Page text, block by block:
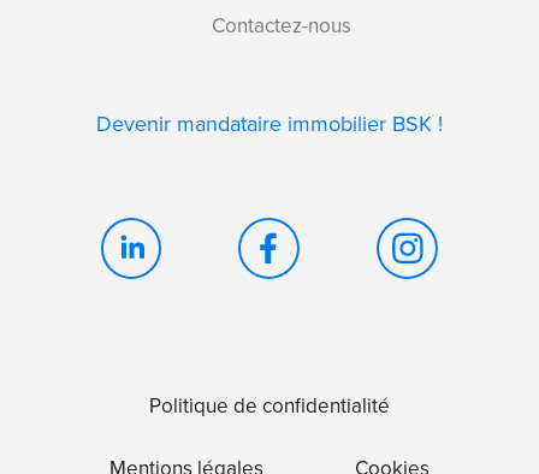
Contactez-nous
Devenir mandataire immobilier BSK !
Politique de confidentialité